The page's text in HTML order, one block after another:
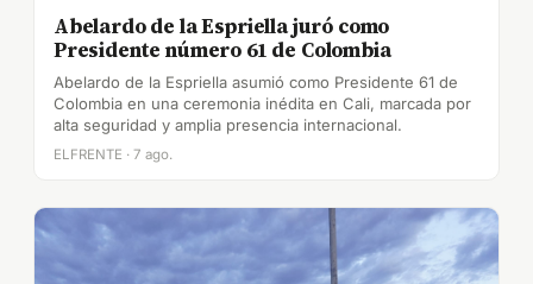
Abelardo de la Espriella juró como
Presidente número 61 de Colombia
Abelardo de la Espriella asumió como Presidente 61 de
Colombia en una ceremonia inédita en Cali, marcada por
alta seguridad y amplia presencia internacional.
ELFRENTE · 7 ago.